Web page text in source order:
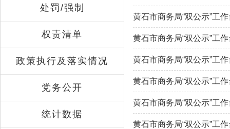
处罚/强制
权责清单
政策执行及落实情况
党务公开
统计数据
黄石市商务局“双公示”工
黄石市商务局“双公示”工
黄石市商务局“双公示”工
黄石市商务局“双公示”工
黄石市商务局“双公示”工
黄石市商务局“双公示”工